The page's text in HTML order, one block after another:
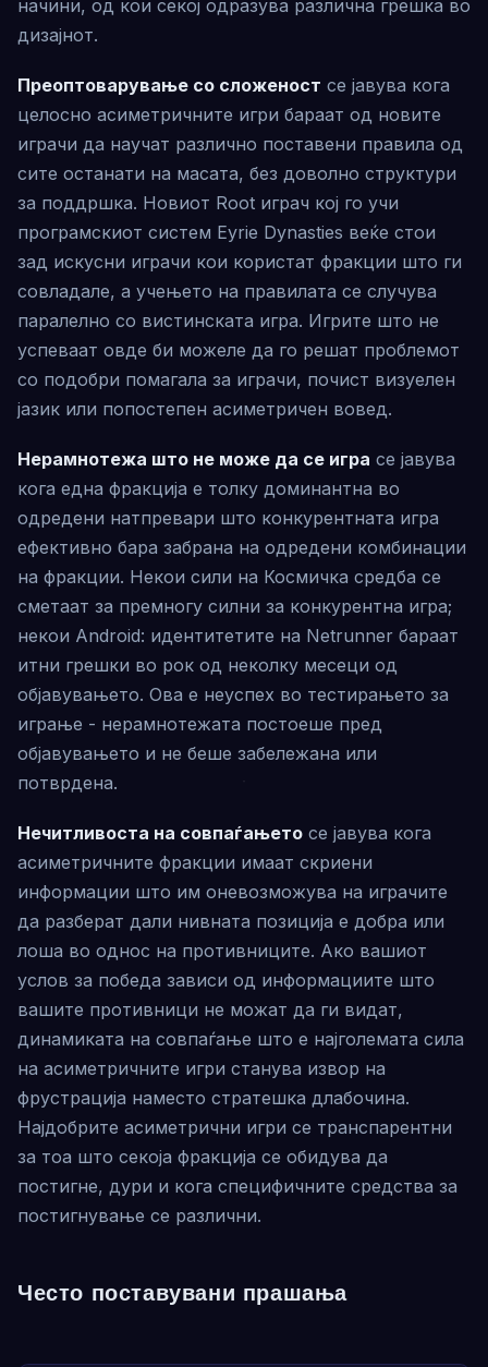
начини, од кои секој одразува различна грешка во
дизајнот.
Преоптоварување со сложеност се јавува кога
целосно асиметричните игри бараат од новите
играчи да научат различно поставени правила од
сите останати на масата, без доволно структури
за поддршка. Новиот Root играч кој го учи
програмскиот систем Eyrie Dynasties веќе стои
зад искусни играчи кои користат фракции што ги
совладале, а учењето на правилата се случува
паралелно со вистинската игра. Игрите што не
успеваат овде би можеле да го решат проблемот
со подобри помагала за играчи, почист визуелен
јазик или попостепен асиметричен вовед.
Нерамнотежа што не може да се игра се јавува
кога една фракција е толку доминантна во
одредени натпревари што конкурентната игра
ефективно бара забрана на одредени комбинации
на фракции. Некои сили на Космичка средба се
сметаат за премногу силни за конкурентна игра;
некои Android: идентитетите на Netrunner бараат
итни грешки во рок од неколку месеци од
објавувањето. Ова е неуспех во тестирањето за
играње - нерамнотежата постоеше пред
објавувањето и не беше забележана или
потврдена.
Нечитливоста на совпаѓањето се јавува кога
асиметричните фракции имаат скриени
информации што им оневозможува на играчите
да разберат дали нивната позиција е добра или
лоша во однос на противниците. Ако вашиот
услов за победа зависи од информациите што
вашите противници не можат да ги видат,
динамиката на совпаѓање што е најголемата сила
на асиметричните игри станува извор на
фрустрација наместо стратешка длабочина.
Најдобрите асиметрични игри се транспарентни
за тоа што секоја фракција се обидува да
постигне, дури и кога специфичните средства за
постигнување се различни.
Често поставувани прашања